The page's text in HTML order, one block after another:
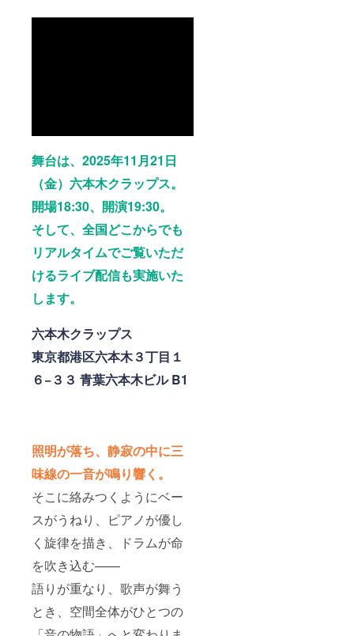
舞台は、2025年11月21日
（金）六本木クラップス。
開場18:30、開演19:30。
そして、全国どこからでも
リアルタイムでご覧いただ
けるライブ配信も実施いた
します。
六本木クラップス
東京都港区六本木３丁目１
６−３３ 青葉六本木ビル B1
照明が落ち、静寂の中に三
味線の一音が鳴り響く。
そこに絡みつくようにベー
スがうねり、ピアノが優し
く旋律を描き、ドラムが命
を吹き込む——
語りが重なり、歌声が舞う
とき、空間全体がひとつの